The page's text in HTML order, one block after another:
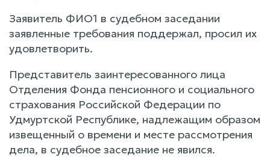
Заявитель ФИО1 в судебном заседании
заявленные требования поддержал, просил их
удовлетворить.
Представитель заинтересованного лица
Отделения Фонда пенсионного и социального
страхования Российской Федерации по
Удмуртской Республике, надлежащим образом
извещенный о времени и месте рассмотрения
дела, в судебное заседание не явился.